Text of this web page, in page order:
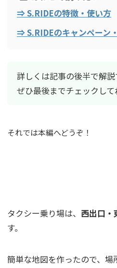
⇒ S.RIDEの特徴・使い方
⇒ S.RIDEのキャンペーン
詳しくは記事の後半で解説
ぜひ最後までチェックして
それでは本編へどうぞ！
タクシー乗り場は、 西出口・
す。
簡単な地図を作ったので、場